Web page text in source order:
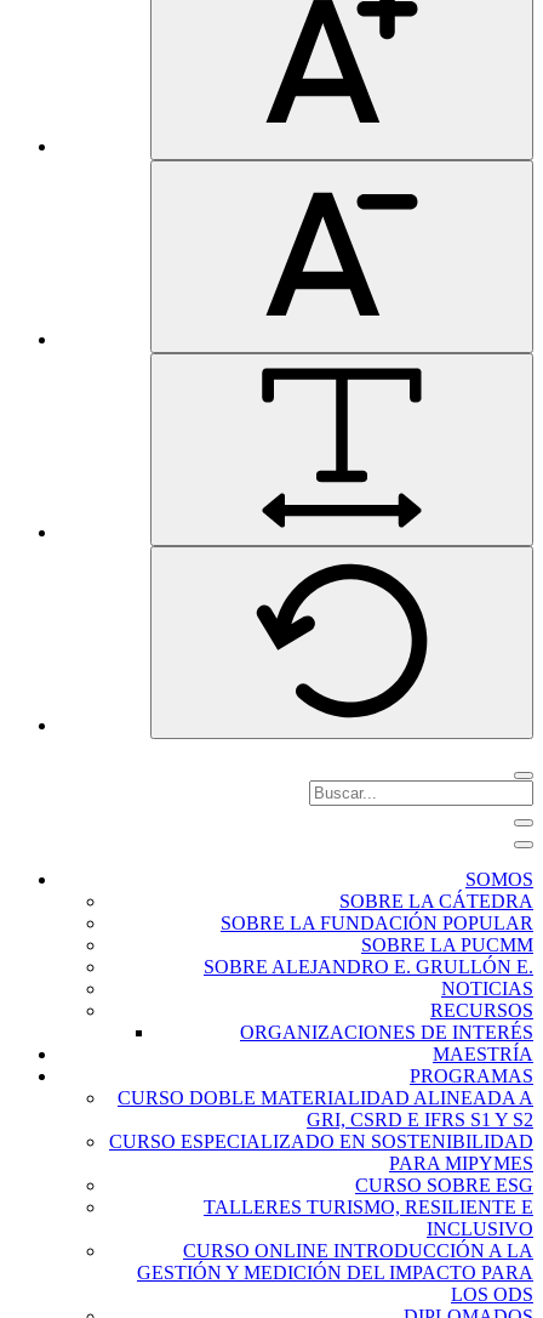
SOMOS
SOBRE LA CÁTEDRA
SOBRE LA FUNDACIÓN POPULAR
SOBRE LA PUCMM
SOBRE ALEJANDRO E. GRULLÓN E.
NOTICIAS
RECURSOS
ORGANIZACIONES DE INTERÉS
MAESTRÍA
PROGRAMAS
CURSO DOBLE MATERIALIDAD ALINEADA A
GRI, CSRD E IFRS S1 Y S2
CURSO ESPECIALIZADO EN SOSTENIBILIDAD
PARA MIPYMES
CURSO SOBRE ESG
TALLERES TURISMO, RESILIENTE E
INCLUSIVO
CURSO ONLINE INTRODUCCIÓN A LA
GESTIÓN Y MEDICIÓN DEL IMPACTO PARA
LOS ODS